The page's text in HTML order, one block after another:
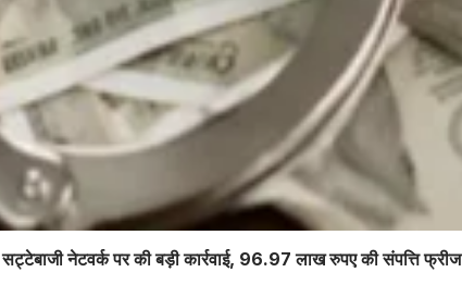
नेटवर्क पर की बड़ी कार्रवाई, 96.97 लाख रुपए की संपत्ति फ्रीज